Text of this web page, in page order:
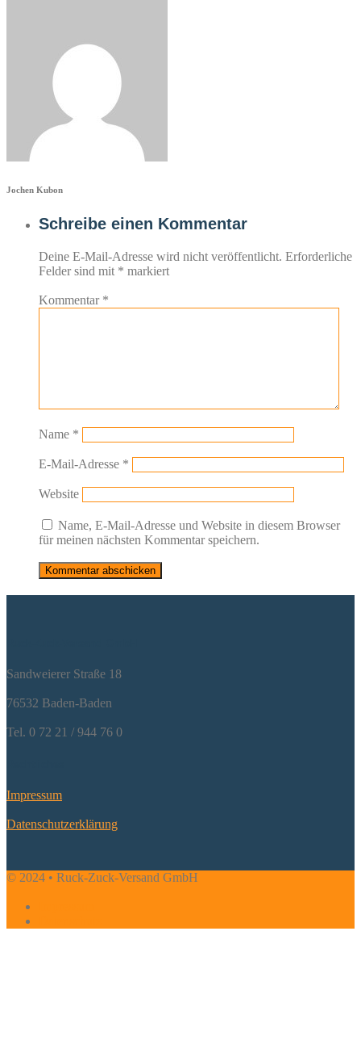
Jochen Kubon
Schreibe einen Kommentar
Deine E-Mail-Adresse wird nicht veröffentlicht. Erforderliche
Felder sind mit * markiert
Kommentar *
Name *
E-Mail-Adresse *
Website
Name, E-Mail-Adresse und Website in diesem Browser
für meinen nächsten Kommentar speichern.
Sandweie­rer Stra­ße 18
76532 Baden-Baden
Tel. 0 72 21 / 944 76 0
Impres­sum
Daten­schutz­er­klä­rung
© 2024 • Ruck-Zuck-Versand GmbH